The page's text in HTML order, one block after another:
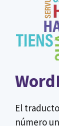
El
número